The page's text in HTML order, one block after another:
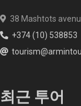
38 Mashtots
+374 (10) 538853
최근 투어